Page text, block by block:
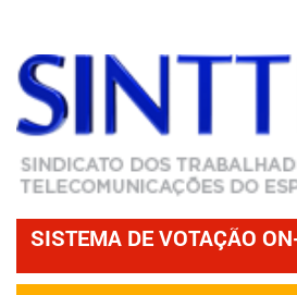
SISTEMA DE VOTAÇÃO